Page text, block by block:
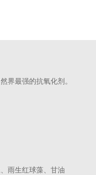
界最强的抗氧化剂。
雨生红球藻、甘油